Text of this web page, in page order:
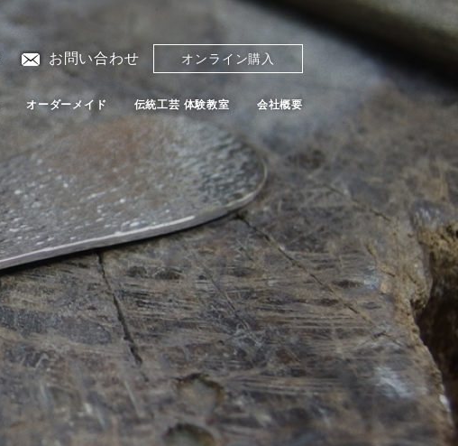
お問い合わせ オンライン購入
オーダーメイド 伝統工芸 体験教室 会社概要